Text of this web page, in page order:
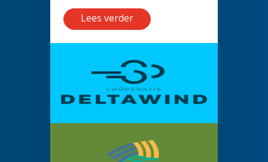
Lees verder